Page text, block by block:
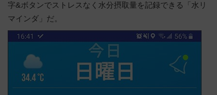
字&ボタンでストレスなく水分摂取量を記録できる「水リ
マインダ」だ。